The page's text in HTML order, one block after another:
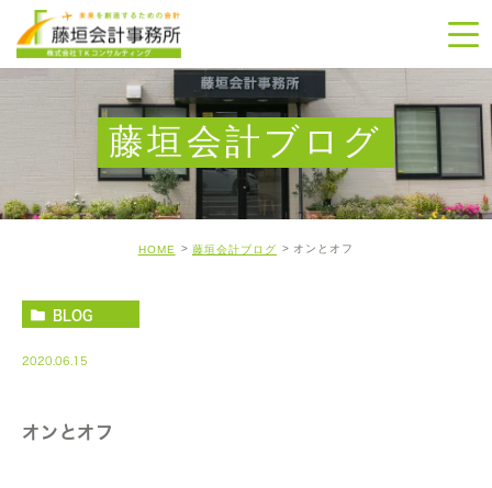
藤垣会計ブログ
HOME 藤垣会計ブログ オンとオフ
BLOG
2020.06.15
オンとオフ